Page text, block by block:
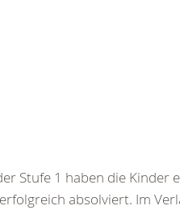
Stufe 1 haben die Kinder
absolviert. Im